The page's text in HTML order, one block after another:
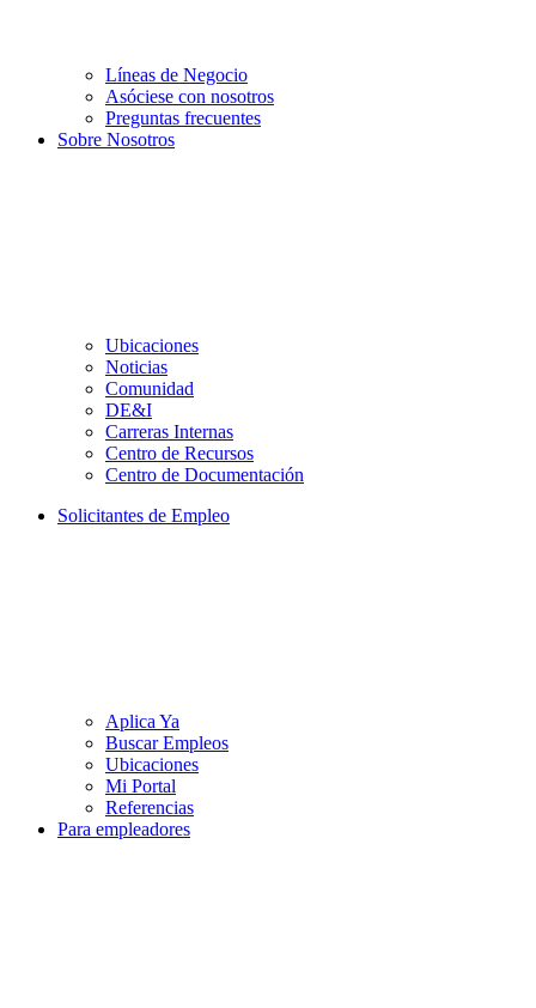
Líneas de Negocio
Asóciese con nosotros
Preguntas frecuentes
Sobre Nosotros
Ubicaciones
Noticias
Comunidad
DE&I
Carreras Internas
Centro de Recursos
Centro de Documentación
Solicitantes de Empleo
Aplica Ya
Buscar Empleos
Ubicaciones
Mi Portal
Referencias
Para empleadores